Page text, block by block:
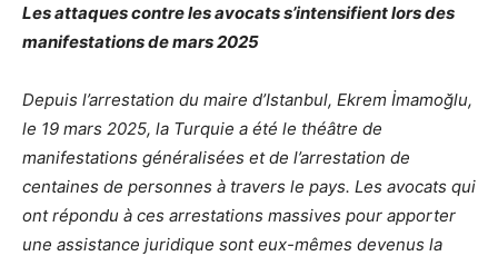
Les attaques contre les avocats s’intensifient lors des
manifestations de mars 2025
Depuis l’arrestation du maire d’Istanbul, Ekrem İmamoğlu,
le 19 mars 2025, la Turquie a été le théâtre de
manifestations généralisées et de l’arrestation de
centaines de personnes à travers le pays. Les avocats qui
ont répondu à ces arrestations massives pour apporter
une assistance juridique sont eux-mêmes devenus la